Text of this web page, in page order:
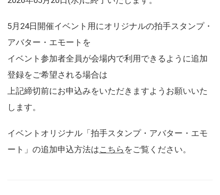
5月24日開催イベント用にオリジナルの拍手スタンプ・
アバター・エモートを
イベント参加者全員が会場内で利用できるように追加
登録をご希望される場合は
上記締切前にお申込みをいただきますようお願いいた
します。
イベントオリジナル「拍手スタンプ・アバター・エモ
ート」の追加申込方法はこちら をご覧ください。